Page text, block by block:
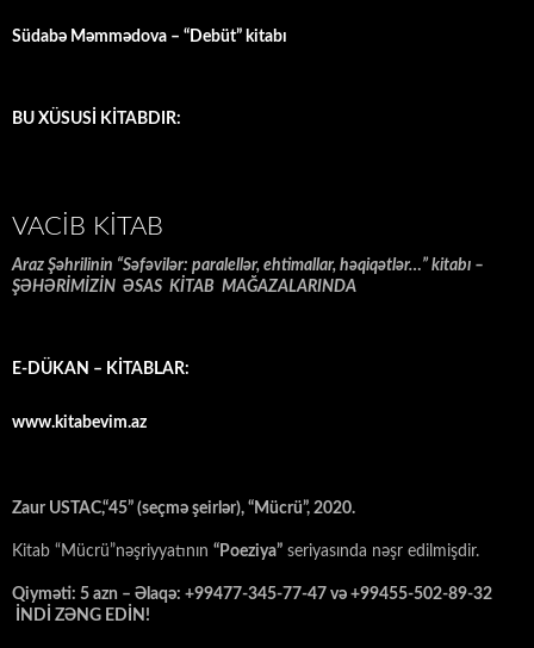
Südabə Məmmədova – “Debüt” kitabı
BU XÜSUSİ KİTABDIR:
VACIB KITAB
Araz Şəhrilinin “Səfəvilər: paralellər, ehtimallar, həqiqətlər…” kitabı –
ŞƏHƏRİMİZİN ƏSAS KİTAB MAĞAZALARINDA
E-DÜKAN – KİTABLAR:
www.kitabevim.az
Zaur USTAC,“45” (seçmə şeirlər), “Mücrü”, 2020.
Kitab “Mücrü”nəşriyyatının “Poeziya” seriyasında nəşr edilmişdir.
Qiyməti: 5 azn – Əlaqə: +99477-345-77-47 və +99455-502-89-32
İNDİ ZƏNG EDİN!